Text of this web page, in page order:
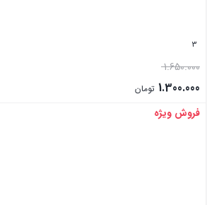
3
1.650.000
1.300.000 تومان
بستن
فروش ویژه